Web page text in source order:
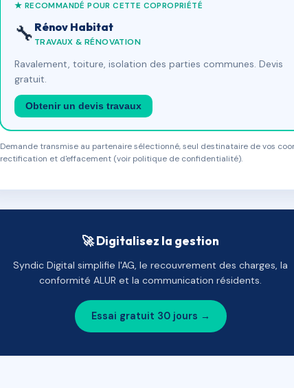
★ RECOMMANDÉ POUR CETTE COPROPRIÉTÉ
🔧 Rénov Habitat
TRAVAUX & RÉNOVATION
Ravalement, toiture, isolation des parties communes. Devis
gratuit.
Obtenir un devis travaux
Demande transmise au partenaire sélectionné, seul destinataire de vos
rectification et d'effacement (voir politique de confidentialité).
🚀 Digitalisez la gestion
Syndic Digital simplifie l'AG, le recouvrement des charges, la
conformité ALUR et la communication résidents.
Essai gratuit 30 jours →